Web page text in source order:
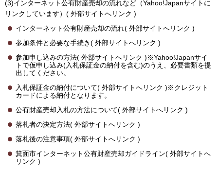
(3)インターネット公有財産売却の流れなど（Yahoo!Japanサイトに
リンクしています）( 外部サイトへリンク )
インターネット公有財産売却の流れ( 外部サイトへリンク )
参加条件と必要な手続き( 外部サイトへリンク )
参加申し込みの方法( 外部サイトへリンク )※Yahoo!Japanサイ
トで仮申し込み(入札保証金の納付を含む)のうえ、必要書類を提
出してください。
入札保証金の納付について( 外部サイトへリンク )※クレジット
カードによる納付となります。
公有財産売却入札の方法について( 外部サイトへリンク )
落札者の決定方法( 外部サイトへリンク )
落札後の注意事項( 外部サイトへリンク )
箕面市インターネット公有財産売却ガイドライン( 外部サイトへ
リンク )